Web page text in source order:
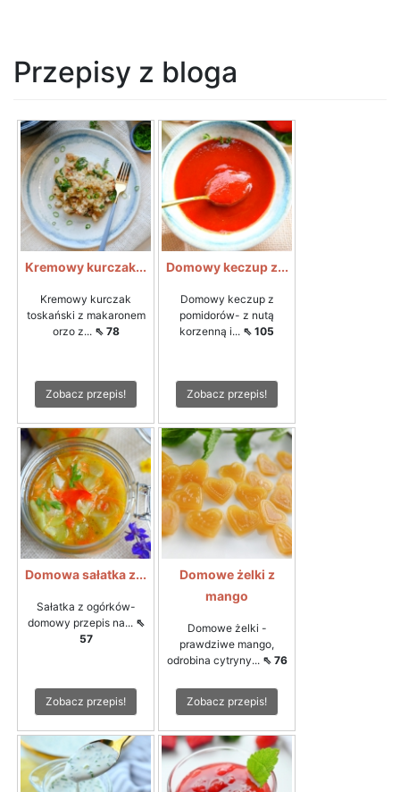
Przepisy z bloga
Kremowy kurczak...
Kremowy kurczak
toskański z makaronem
orzo z... ⇖ 78
Zobacz przepis!
Domowy keczup z...
Domowy keczup z
pomidorów- z nutą
korzenną i... ⇖ 105
Zobacz przepis!
Domowa sałatka z...
Sałatka z ogórków-
domowy przepis na... ⇖
57
Zobacz przepis!
Domowe żelki z
mango
Domowe żelki -
prawdziwe mango,
odrobina cytryny... ⇖ 76
Zobacz przepis!